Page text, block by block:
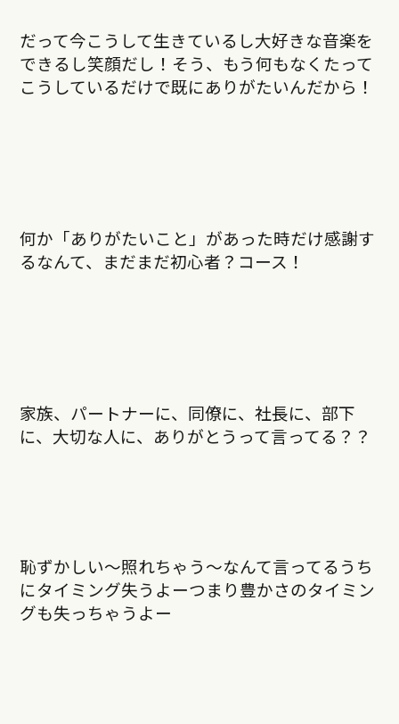
だって今こうして生きているし大好きな音楽を
できるし笑顔だし！そう、もう何もなくたって
こうしているだけで既にありがたいんだから！
何か「ありがたいこと」があった時だけ感謝す
るなんて、まだまだ初心者？コース！
家族、パートナーに、同僚に、社長に、部下
に、大切な人に、ありがとうって言ってる？？
恥ずかしい〜照れちゃう〜なんて言ってるうち
にタイミング失うよーつまり豊かさのタイミン
グも失っちゃうよー